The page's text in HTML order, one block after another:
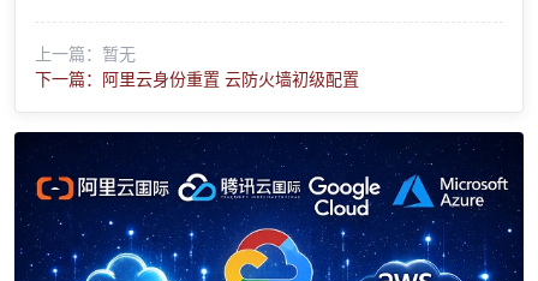
上一篇：暂无
下一篇：阿里云身份重置 云防火墙初级配置